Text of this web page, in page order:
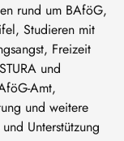
rund um BAföG,
Studieren mit
Freizeit
und
Amt,
und weitere
Unterstützung